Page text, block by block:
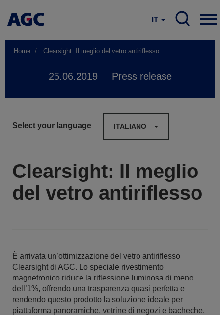
IT
Home Clearsight: Il meglio del vetro antiriflesso
25.06.2019 Press release
Select your language ITALIANO
Clearsight: Il meglio
del vetro antiriflesso
È arrivata un’ottimizzazione del vetro antiriflesso
Clearsight di AGC. Lo speciale rivestimento
magnetronico riduce la riflessione luminosa di meno
dell’1%, offrendo una trasparenza quasi perfetta e
rendendo questo prodotto la soluzione ideale per
piattaforma panoramiche, vetrine di negozi e bacheche.